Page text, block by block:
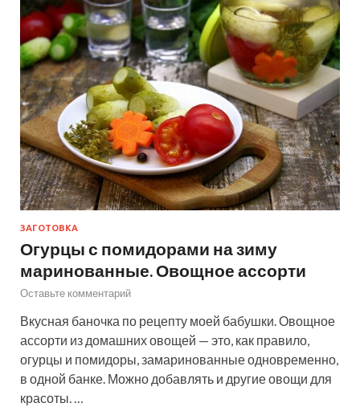
ЗАГОТОВКА
Огурцы с помидорами на зиму
маринованные. Овощное ассорти
Оставьте комментарий
Вкусная баночка по рецепту моей бабушки. Овощное
ассорти из домашних овощей — это, как правило,
огурцы и помидоры, замаринованные одновременно,
в одной банке. Можно добавлять и другие овощи для
красоты. …